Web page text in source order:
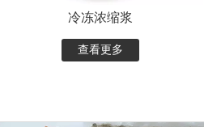
冷冻浓缩浆
查看更多